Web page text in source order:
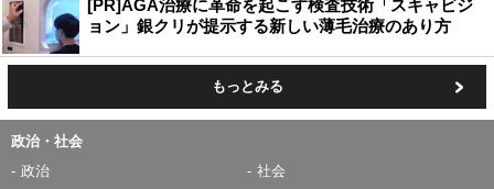
[PR]AGA治療に革命を起こす検査技術「スキャビジ
ョン」銀クリが提示する新しい薄毛治療のあり方
もっとみる
政治・社会
政治
社会